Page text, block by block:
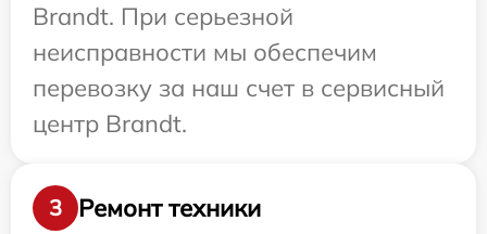
Brandt. При серьезной
неисправности мы обеспечим
перевозку за наш счет в сервисный
центр Brandt.
3 Ремонт техники